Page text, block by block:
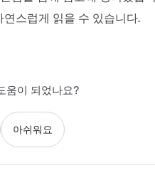
스럽게 읽을 수 있습니다.
움이 되었나요?
아쉬워요